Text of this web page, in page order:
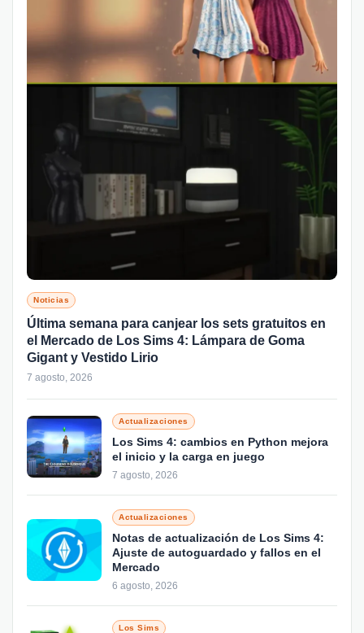
Noticias
Última semana para canjear los sets gratuitos en
el Mercado de Los Sims 4: Lámpara de Goma
Gigant y Vestido Lirio
7 agosto, 2026
Actualizaciones
Los Sims 4: cambios en Python mejora
el inicio y la carga en juego
7 agosto, 2026
Actualizaciones
Notas de actualización de Los Sims 4:
Ajuste de autoguardado y fallos en el
Mercado
6 agosto, 2026
Los Sims